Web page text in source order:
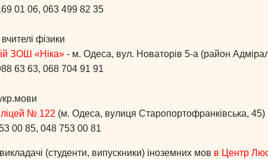
01 06, 063 499 82 35
фізики
ЗОШ «Ніка» - м. Одеса, вул. Новаторів 5-а (район
63 63, 068 704 91 91
№ 122 (м. Одеса, вулиця Старопортофранківська, 45)
00 85, 048 753 00 81
викладачі (студенти, випускники) іноземних мов в Центр